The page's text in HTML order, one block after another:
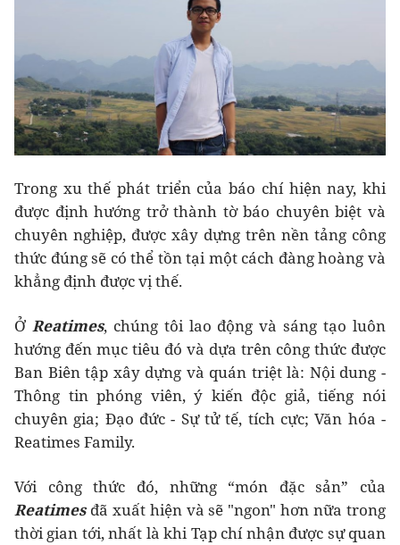
Trong xu thế phát triển của báo chí hiện nay, khi
được định hướng trở thành tờ báo chuyên biệt và
chuyên nghiệp, được xây dựng trên nền tảng công
thức đúng sẽ có thể tồn tại một cách đàng hoàng và
khẳng định được vị thế.
Ở Reatimes, chúng tôi lao động và sáng tạo luôn
hướng đến mục tiêu đó và dựa trên công thức được
Ban Biên tập xây dựng và quán triệt là: Nội dung -
Thông tin phóng viên, ý kiến độc giả, tiếng nói
chuyên gia; Đạo đức - Sự tử tế, tích cực; Văn hóa -
Reatimes Family.
Với công thức đó, những “món đặc sản” của
Reatimesđã xuất hiện và sẽ "ngon" hơn nữa trong
thời gian tới, nhất là khi Tạp chí nhận được sự quan